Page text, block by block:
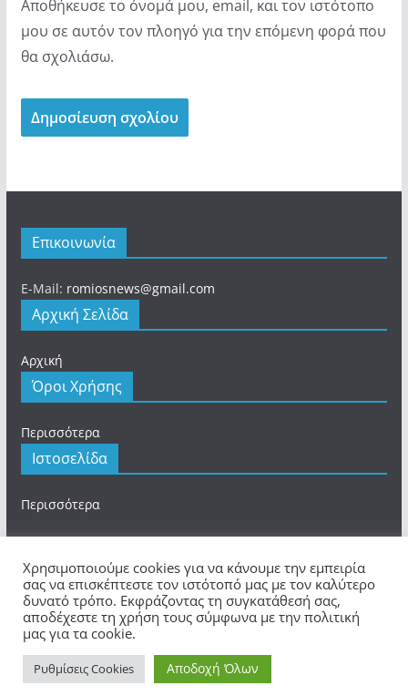
Αποθήκευσε το όνομά μου, email, και τον ιστότοπο
μου σε αυτόν τον πλοηγό για την επόμενη φορά που
θα σχολιάσω.
Επικοινωνία
E-Mail: romiosnews@gmail.com
Αρχική Σελίδα
Αρχική
Όροι Χρήσης
Περισσότερα
Ιστοσελίδα
Περισσότερα
Πνευματικά Δικαιώματα © 2026romios.online. Τα
πνευματικά δικαιώματα προστατεύονται.
Θέμα:
WordPress.
Χρησιμοποιούμε cookies για να κάνουμε την εμπειρία
σας να επισκέπτεστε τον ιστότοπό μας με τον καλύτερο
δυνατό τρόπο. Εκφράζοντας τη συγκατάθεσή σας,
αποδέχεστε τη χρήση τους σύμφωνα με την πολιτική
μας για τα cookie.
Ρυθμίσεις Cookies Αποδοχή Όλων